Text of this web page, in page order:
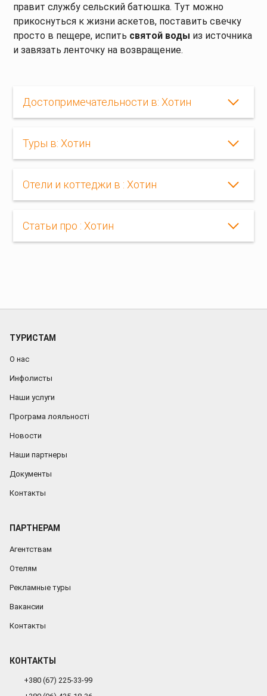
правит службу сельский батюшка. Тут можно
прикоснуться к жизни аскетов, поставить свечку
просто в пещере, испить святой воды из источника
и завязать ленточку на возвращение.
Достопримечательности в: Хотин
Туры в: Хотин
Отели и коттеджи в : Хотин
Статьи про : Хотин
ТУРИСТАМ
О нас
Инфолисты
Наши услуги
Програма лояльності
Новости
Наши партнеры
Документы
Контакты
ПАРТНЕРАМ
Агентствам
Отелям
Рекламные туры
Вакансии
Контакты
КОНТАКТЫ
+380 (67) 225-33-99